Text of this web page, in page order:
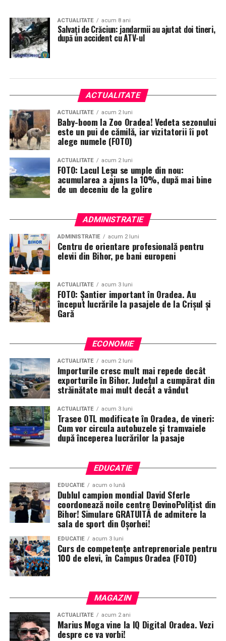
ACTUALITATE acum 8 ani
Salvați de Crăciun: jandarmii au ajutat doi tineri,
după un accident cu ATV-ul
ACTUALITATE
ACTUALITATE acum 2 luni
Baby-boom la Zoo Oradea! Vedeta sezonului
este un pui de cămilă, iar vizitatorii îi pot
alege numele (FOTO)
ACTUALITATE acum 2 luni
FOTO: Lacul Leșu se umple din nou:
acumularea a ajuns la 10%, după mai bine
de un deceniu de la golire
ADMINISTRATIE
ADMINISTRATIE acum 2 luni
Centru de orientare profesională pentru
elevii din Bihor, pe bani europeni
ACTUALITATE acum 3 luni
FOTO: Șantier important în Oradea. Au
început lucrările la pasajele de la Crișul și
Gară
ECONOMIE
ACTUALITATE acum 2 luni
Importurile cresc mult mai repede decât
exporturile în Bihor. Județul a cumpărat din
străinătate mai mult decât a vândut
ACTUALITATE acum 3 luni
Trasee OTL modificate în Oradea, de vineri:
Cum vor circula autobuzele și tramvaiele
după începerea lucrărilor la pasaje
EDUCATIE
EDUCATIE acum o lună
Dublul campion mondial David Sferle
coordonează noile centre DevinoPolițist din
Bihor! Simulare GRATUITĂ de admitere la
sala de sport din Oșorhei!
EDUCATIE acum 3 luni
Curs de competențe antreprenoriale pentru
100 de elevi, în Campus Oradea (FOTO)
MAGAZIN
ACTUALITATE acum 2 ani
Marius Moga vine la IQ Digital Oradea. Vezi
despre ce va vorbi!